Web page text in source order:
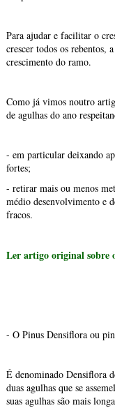
Para ajudar e facilitar o
crescer todos os rebentos,
crescimento do ramo.
Como já vimos noutro
de agulhas do ano
- em particular deixando
fortes;
- retirar mais ou menos
médio desenvolvimento e
fracos.
Ler artigo original sobre
- O Pinus Densiflora ou
É denominado Densiflora
duas agulhas que se
suas agulhas são mais